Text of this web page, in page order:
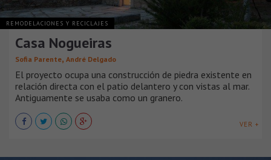
REMODELACIONES Y RECICLAJES
Casa Nogueiras
Sofia Parente, André Delgado
El proyecto ocupa una construcción de piedra existente en
relación directa con el patio delantero y con vistas al mar.
Antiguamente se usaba como un granero.
VER +